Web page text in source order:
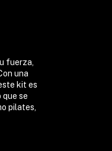
fuerza,
una
kit es
se
pilates,